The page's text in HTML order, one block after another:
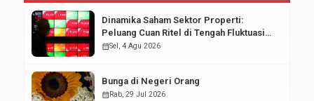
Dinamika Saham Sektor Properti:
Peluang Cuan Ritel di Tengah Fluktuasi
Pasar Modal
calendar_monthSel, 4 Agu 2026
Bunga di Negeri Orang
calendar_month Rab, 29 Jul 2026